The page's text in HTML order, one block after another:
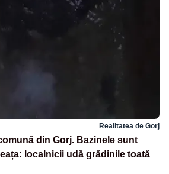
Realitatea de Gorj
din Gorj. Bazinele sunt
localnicii udă grădinile toată